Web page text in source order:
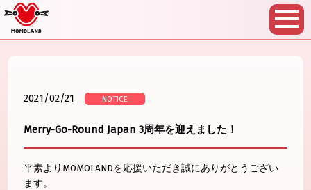
2021/02/21 NOTICE
Merry-Go-Round Japan 3周年を迎えました！
平素よりMOMOLANDを応援いただき誠にありがとうござい
ます。